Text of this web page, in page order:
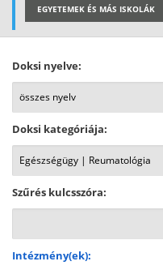
EGYETEMEK ÉS MÁS ISKOLÁK
Doksi nyelve:
Doksi kategóriája:
Szűrés kulcsszóra:
Intézmény(ek):